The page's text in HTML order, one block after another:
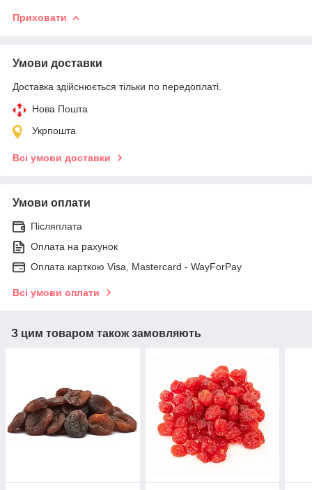
Приховати
Умови доставки
Доставка здійснюється тільки по передоплаті.
Нова Пошта
Укрпошта
Всі умови доставки
Умови оплати
Післяплата
Оплата на рахунок
Оплата карткою Visa, Mastercard - WayForPay
Всі умови оплати
З цим товаром також замовляють